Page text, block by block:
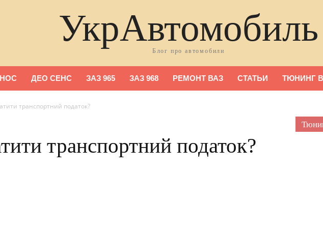
УкрАвтомобиль
Блог про автомобили
ДЕО СЕНС ЗАЗ 965 ЗАЗ 968 РЕМОНТ ВАЗ СТАТЬИ ТЮНИНГ
транспортний податок?
транспортний податок?